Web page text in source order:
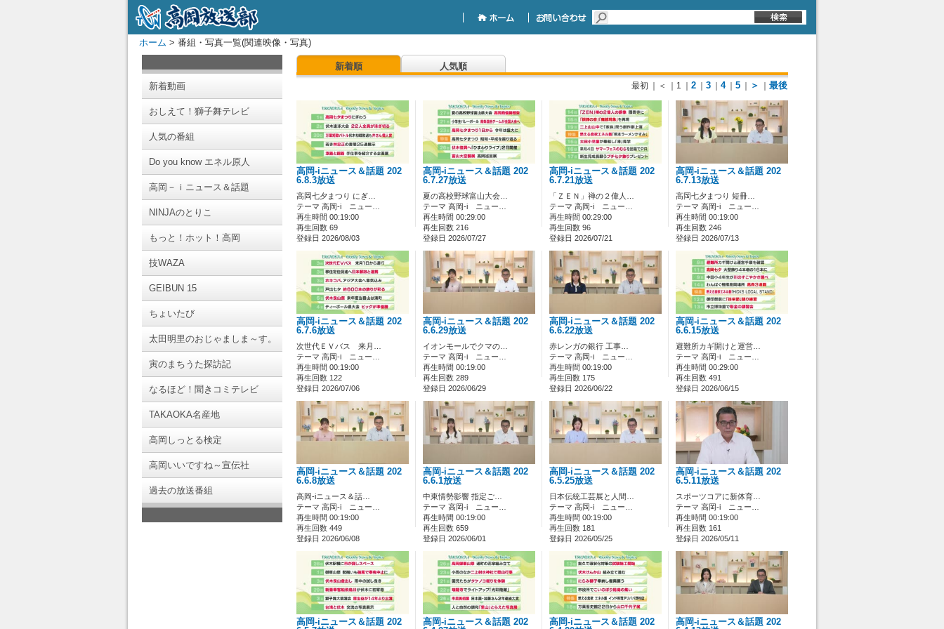
ホーム > 番組・写真一覧(関連映像・写真)
新着動画
おしえて！獅子舞テレビ
人気の番組
Do you know エネル原人
高岡－ｉニュース＆話題
NINJAのとりこ
もっと！ホット！高岡
技WAZA
GEIBUN 15
ちょいたび
太田明里のおじゃましま～す。
寅のまちうた探訪記
なるほど！聞きコミテレビ
TAKAOKA名産地
高岡しっとる検定
高岡いいですね～宣伝社
過去の放送番組
新着順 人気順
最初 ｜＜ ｜1 2 3 4 5 ＞ 最後
高岡-iニュース＆話題 202
6.8.3放送
高岡七夕まつり にぎ…
テーマ 高岡-i ニュー…
再生時間 00:19:00
再生回数 69
登録日 2026/08/03
高岡-iニュース＆話題 202
6.7.27放送
夏の高校野球富山大会…
テーマ 高岡-i ニュー…
再生時間 00:29:00
再生回数 216
登録日 2026/07/27
高岡-iニュース＆話題 202
6.7.21放送
「ＺＥＮ」禅の２偉人…
テーマ 高岡-i ニュー…
再生時間 00:29:00
再生回数 96
登録日 2026/07/21
高岡-iニュース＆話題 202
6.7.13放送
高岡七夕まつり 短冊…
テーマ 高岡-i ニュー…
再生時間 00:19:00
再生回数 246
登録日 2026/07/13
高岡-iニュース＆話題 202
6.7.6放送
次世代ＥＶバス 来月…
テーマ 高岡-i ニュー…
再生時間 00:19:00
再生回数 122
登録日 2026/07/06
高岡-iニュース＆話題 202
6.6.29放送
イオンモールでクマの…
テーマ 高岡-i ニュー…
再生時間 00:19:00
再生回数 289
登録日 2026/06/29
高岡-iニュース＆話題 202
6.6.22放送
赤レンガの銀行 工事…
テーマ 高岡-i ニュー…
再生時間 00:19:00
再生回数 175
登録日 2026/06/22
高岡-iニュース＆話題 202
6.6.15放送
避難所カギ開けと運営…
テーマ 高岡-i ニュー…
再生時間 00:29:00
再生回数 491
登録日 2026/06/15
高岡-iニュース＆話題 202
6.6.8放送
高岡-iニュース＆話…
テーマ 高岡-i ニュー…
再生時間 00:19:00
再生回数 449
登録日 2026/06/08
高岡-iニュース＆話題 202
6.6.1放送
中東情勢影響 指定ご…
テーマ 高岡-i ニュー…
再生時間 00:19:00
再生回数 659
登録日 2026/06/01
高岡-iニュース＆話題 202
6.5.25放送
日本伝統工芸展と人間…
テーマ 高岡-i ニュー…
再生時間 00:19:00
再生回数 181
登録日 2026/05/25
高岡-iニュース＆話題 202
6.5.11放送
スポーツコアに新体育…
テーマ 高岡-i ニュー…
再生時間 00:19:00
再生回数 161
登録日 2026/05/11
高岡-iニュース＆話題 202
高岡-iニュース＆話題 202
高岡-iニュース＆話題 202
高岡-iニュース＆話題 202